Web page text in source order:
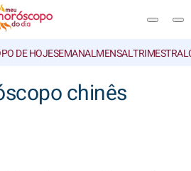
DE HOJESEMANALMENSALTRIMESTRAL
chinês